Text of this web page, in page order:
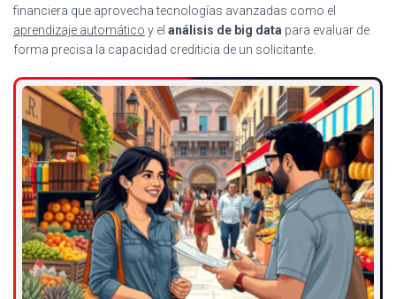
financiera que aprovecha tecnologías avanzadas como el
aprendizaje automático y el análisis de big data para evaluar de
forma precisa la capacidad crediticia de un solicitante.